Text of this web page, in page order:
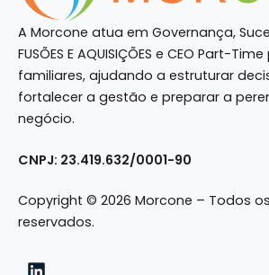
A Morcone atua em Governança,
FUSÕES E AQUISIÇÕES e CEO Part-
familiares, ajudando a estruturar
fortalecer a gestão e preparar a
negócio.
CNPJ: 23.419.632/0001-90
Copyright © 2026 Morcone – Todos
reservados.